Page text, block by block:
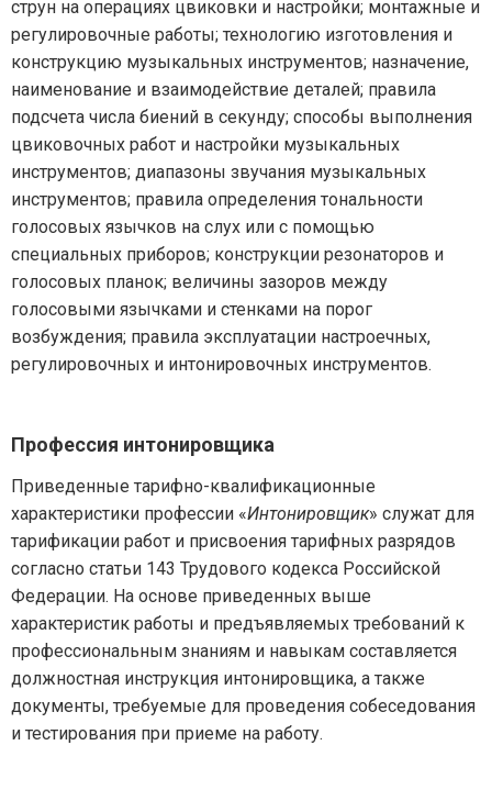
струн на операциях цвиковки и настройки; монтажные и
регулировочные работы; технологию изготовления и
конструкцию музыкальных инструментов; назначение,
наименование и взаимодействие деталей; правила
подсчета числа биений в секунду; способы выполнения
цвиковочных работ и настройки музыкальных
инструментов; диапазоны звучания музыкальных
инструментов; правила определения тональности
голосовых язычков на слух или с помощью
специальных приборов; конструкции резонаторов и
голосовых планок; величины зазоров между
голосовыми язычками и стенками на порог
возбуждения; правила эксплуатации настроечных,
регулировочных и интонировочных инструментов.
Профессия интонировщика
Приведенные тарифно-квалификационные
характеристики профессии «Интонировщик» служат для
тарификации работ и присвоения тарифных разрядов
согласно статьи 143 Трудового кодекса Российской
Федерации. На основе приведенных выше
характеристик работы и предъявляемых требований к
профессиональным знаниям и навыкам составляется
должностная инструкция интонировщика, а также
документы, требуемые для проведения собеседования
и тестирования при приеме на работу.